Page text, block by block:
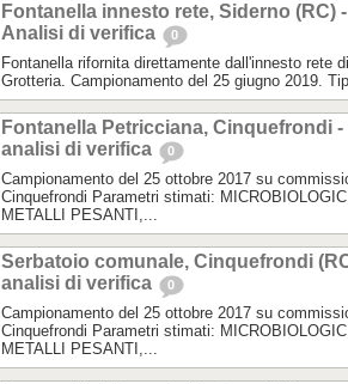
Fontanella innesto rete, Siderno (RC) -
Analisi di verifica
0
Fontanella rifornita direttamente dall'innesto rete
Grotteria. Campionamento del 25 giugno 2019.
Fontanella Petricciana, Cinquefrondi -
analisi di verifica
0
Campionamento del 25 ottobre 2017 su
Cinquefrondi Parametri stimati:
METALLI PESANTI,...
Serbatoio comunale, Cinquefrondi
analisi di verifica
0
Campionamento del 25 ottobre 2017 su
Cinquefrondi Parametri stimati:
METALLI PESANTI,...